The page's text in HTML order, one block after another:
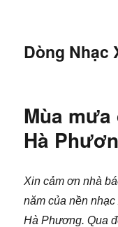
Dòng Nhạc
Mùa mưa
Hà
Xin cảm ơn nhà
năm của nền
Hà Phương. Qua